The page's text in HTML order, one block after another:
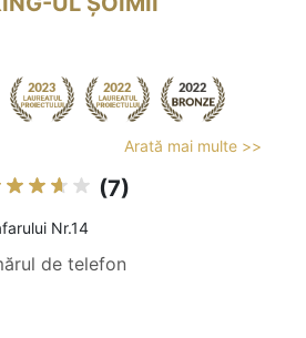
Arată mai multe >>
(7)
Nr.14
de telefon